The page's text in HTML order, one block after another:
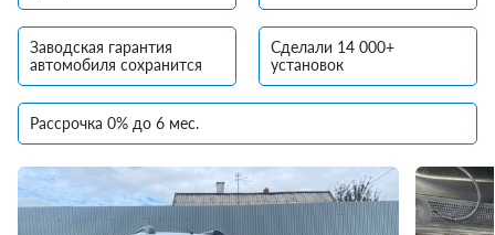
Заводская гарантия
автомобиля сохранится
Сделали 14 000+
установок
Рассрочка 0% до 6 мес.